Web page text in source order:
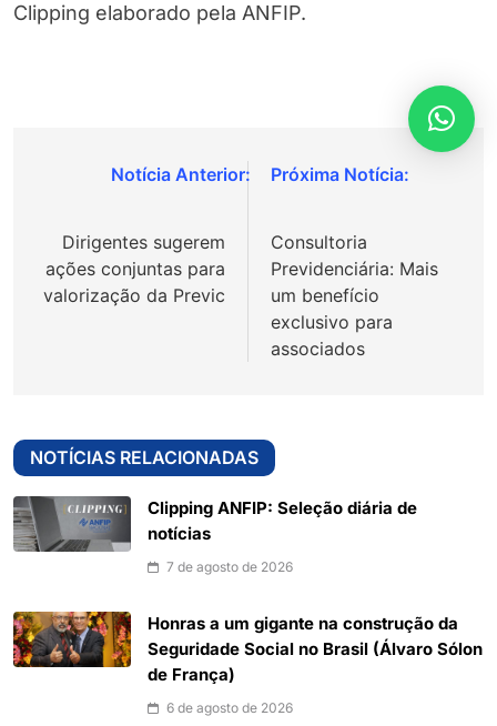
Clipping elaborado pela ANFIP.
Navegação
Post
Dirigentes sugerem
ações conjuntas para
valorização da Previc
Consultoria
Previdenciária: Mais
um benefício
exclusivo para
associados
NOTÍCIAS RELACIONADAS
Clipping ANFIP: Seleção diária de
notícias
7 de agosto de 2026
Honras a um gigante na construção da
Seguridade Social no Brasil (Álvaro Sólon
de França)
6 de agosto de 2026